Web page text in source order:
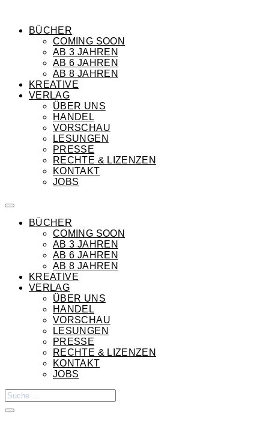
BÜCHER
COMING SOON
AB 3 JAHREN
AB 6 JAHREN
AB 8 JAHREN
KREATIVE
VERLAG
ÜBER UNS
HANDEL
VORSCHAU
LESUNGEN
PRESSE
RECHTE & LIZENZEN
KONTAKT
JOBS
BÜCHER
COMING SOON
AB 3 JAHREN
AB 6 JAHREN
AB 8 JAHREN
KREATIVE
VERLAG
ÜBER UNS
HANDEL
VORSCHAU
LESUNGEN
PRESSE
RECHTE & LIZENZEN
KONTAKT
JOBS